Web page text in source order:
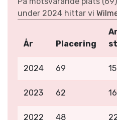
under 2024 hittar vi
År Placering
2024 69
2023 62
2022 48